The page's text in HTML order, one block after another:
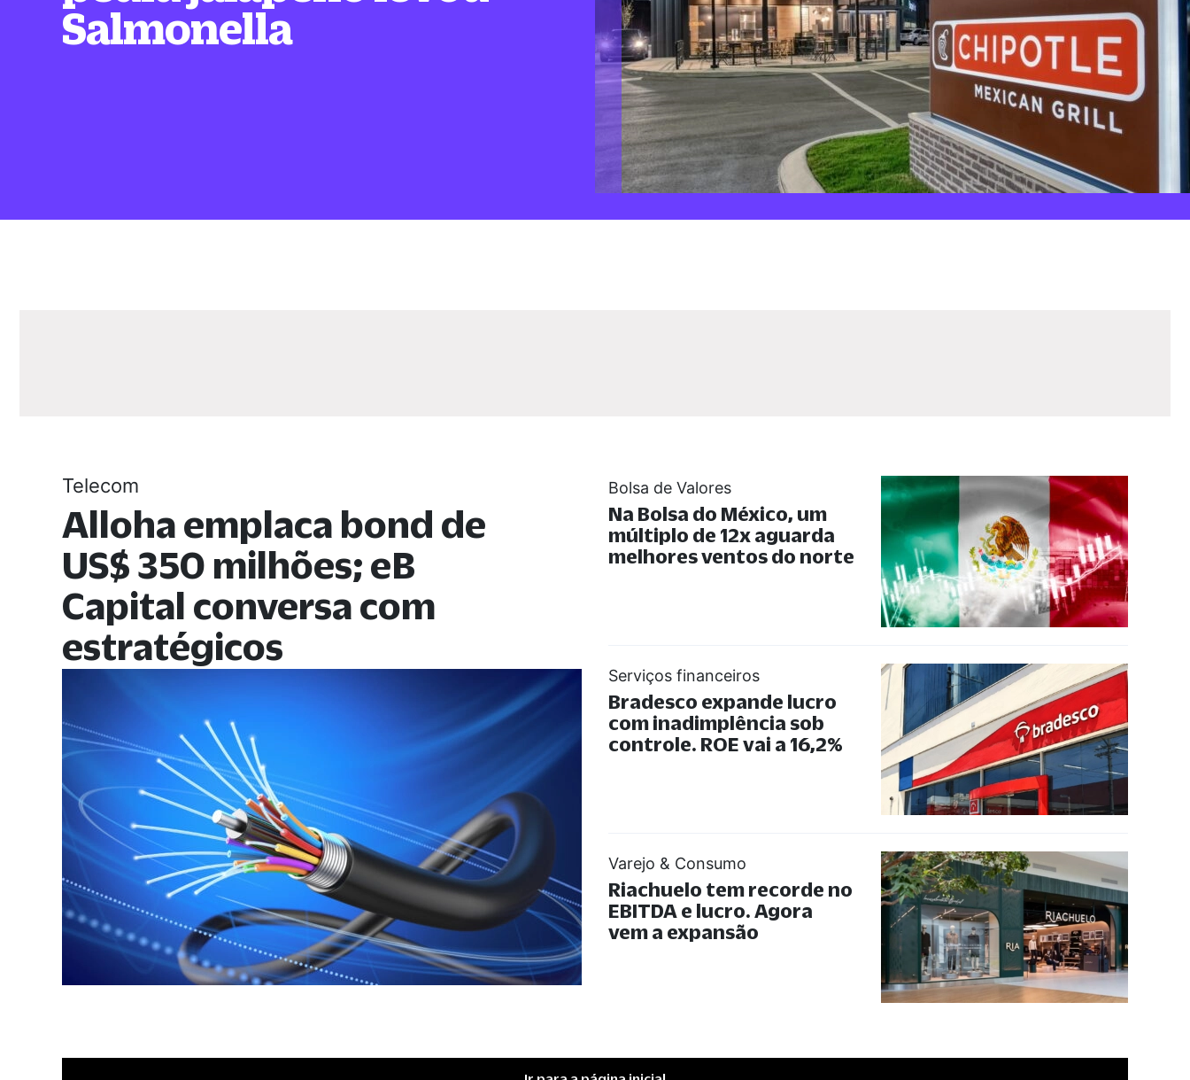
Salmonella
Telecom
Alloha emplaca bond de
US$ 350 milhões; eB
Capital conversa com
estratégicos
Bolsa de Valores
Na Bolsa do México, um
múltiplo de 12x aguarda
melhores ventos do norte
Serviços financeiros
Bradesco expande lucro
com inadimplência sob
controle. ROE vai a 16,2%
Varejo & Consumo
Riachuelo tem recorde no
EBITDA e lucro. Agora
vem a expansão